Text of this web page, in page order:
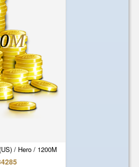
/ Hero / 1200M
M